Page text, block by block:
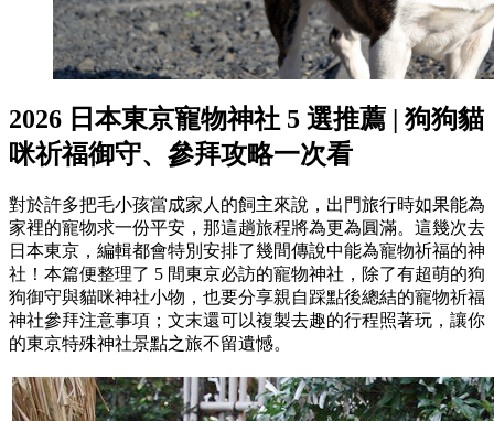
2026 日本東京寵物神社 5 選推薦 | 狗狗貓
咪祈福御守、參拜攻略一次看
對於許多把毛小孩當成家人的飼主來說，出門旅行時如果能為
家裡的寵物求一份平安，那這趟旅程將為更為圓滿。這幾次去
日本東京，編輯都會特別安排了幾間傳說中能為寵物祈福的神
社！本篇便整理了 5 間東京必訪的寵物神社，除了有超萌的狗
狗御守與貓咪神社小物，也要分享親自踩點後總結的寵物祈福
神社參拜注意事項；文末還可以複製去趣的行程照著玩，讓你
的東京特殊神社景點之旅不留遺憾。